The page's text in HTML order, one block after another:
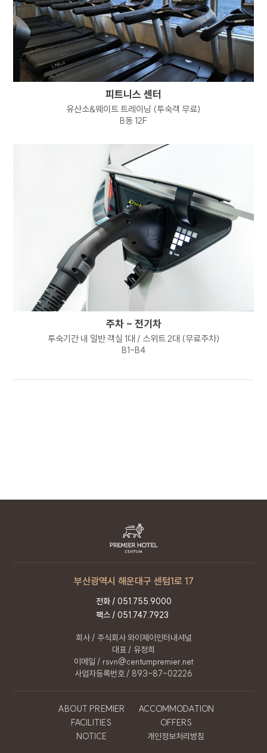
피트니스 센터
유산소&웨이트 트레이닝 (투숙객 무료)
B동 12F
주차 - 전기차
투숙기간 내 일반 객실 1대 / 스위트 2대 (무료주차)
B1-B4
부산광역시 해운대구 센텀1로 17
전화 / 051.755.9000
팩스 / 051.747.7923
회사 / 주식회사 와이제이인터내셔널
대표 / 유정희
이메일 / rsvn@centumpremier.net
사업자등록번호 / 893-87-02226
ABOUT PREMIER
ACCOMMODATION
FACILITIES
OFFERS
NOTICE
개인정보처리방침
개인정보 수집, 이용 등에 대한 동의 철회
정보주체는 개인정보의 열람/정정/삭제/
처리정지 요구 또는 동의 철회, 파기 요청을
하고자 하는 경우 하단의
개인정보보호책임자에게 요청할 수 있으며
회사는 이에 지체없이 필요한 조치를 취하도록
1항 및 2항에 따른 권리 행사는 정보주체 본인이
하여야 하며, 정보주체의 법정대리인이나 위임을
회사는 위임장 등의 추가 서류를 요청할 수
정보주체는 개인정보보호법령 등 관계법령을
위반하여 정보주체 본인 또는 타인의 개인정보를
사용하거나 침해하여서는 아니되며, 정보주체는
본인의 관리 하에 있는 정보를 본인의 책임 하에
관리하여야 합니다.
8. 개인정보 처리방침의 고지 또는 통지 방법
회사는 이용자가 동의한 범위를 벗어나는 목적으로
개인정보를 이용하거나 제3자에게 제공하는 경우
개별적으로 이용자의 추가 동의를 얻도록
하겠습니다. 회사는 타인에게 개인정보의 처리를
위탁하는 경우 홈페이지 개인정보 처리방침을
통하여 사전에 이를 고지하도록 하겠습니다.
9. 개인정보 보호를 위한 기술적 관리적 대책
직원은 최소한의 인원으로 구성되며,
개인정보보호 의무에 관한 정기적인 교육과 내부
절차를 마련하고 있습니다.
10. 개인정보보호책임자
회사는 이용자의 개인정보를 보호하고 고충처리를
위하여 개인정보 보호책임자를 정하고 있습니다.
박진진
정보관리보호책임자
051.755.9000
11. 개인정보 처리방침 변경